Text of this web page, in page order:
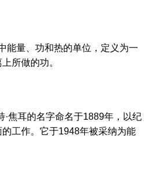
能量、功和热的单位，定义为一
所做的功。
·焦耳的名字命名于1889年，以纪
工作。它于1948年被采纳为能